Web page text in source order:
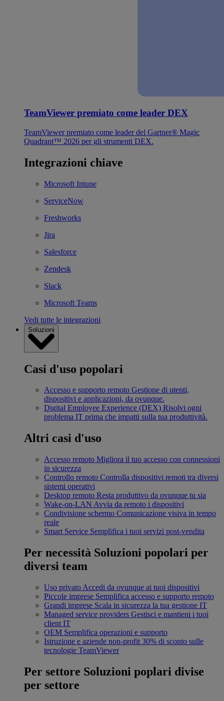
TeamViewer premiato come leader DEX
TeamViewer premiato come leader del Gartner® Magic
Quadrant™ 2026 per gli strumenti DEX.
Integrazioni chiave
Microsoft Intune
ServiceNow
Freshworks
Jira
Salesforce
Zendesk
Slack
Microsoft Teams
Vedi tutte le integrazioni
Soluzioni
Casi d'uso popolari
Accesso e supporto remoto Gestione di utenti,
dispositivi e applicazioni, da ovunque.
Digital Employee Experience (DEX) Risolvi ogni
problema IT prima che impatti sulla tua produttività.
Altri casi d'uso
Accesso remoto Migliora il tuo accesso con connessioni
in sicurezza
Controllo remoto Controlla dispositivi remoti tra diversi
sistemi operativi
Desktop remoto Resta produttivo da ovunque tu sia
Wake-on-LAN Avvia da remoto i dispositivi
Condivisione schermo Comunicazione visiva in tempo
reale
Smart Service Semplifica i tuoi servizi post-vendita
Per necessità Soluzioni popolari per
diversi team
Uso privato Accedi da ovunque ai tuoi dispositivi
Piccole imprese Semplifica accesso e supporto remoto
Grandi imprese Scala in sicurezza la tua gestione IT
Managed service providers Gestisci e mantieni i tuoi
client IT
OEM Semplifica operazioni e supporto
Istruzione e aziende non-profit 30% di sconto sulle
tecnologie TeamViewer
Per settore Soluzioni poplari divise
per settore